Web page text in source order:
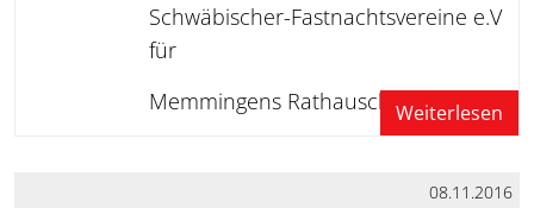
Schwäbischer-Fastnachtsvereine e.V
für
Memmingens RathauschefWeiterlesen
08.11.2016